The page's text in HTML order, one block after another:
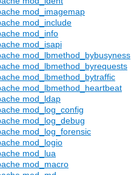
mod_imagemap
mod_include
mod_info
mod_isapi
mod_lbmethod_bybusyness
mod_lbmethod_byrequests
mod_lbmethod_bytraffic
mod_lbmethod_heartbeat
mod_ldap
mod_log_config
mod_log_debug
mod_log_forensic
mod_logio
mod_lua
mod_macro